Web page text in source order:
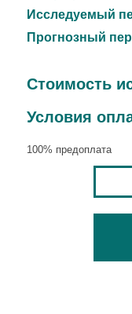
Исследуемый
Прогнозный
Стоимость
Условия
100% предоплата